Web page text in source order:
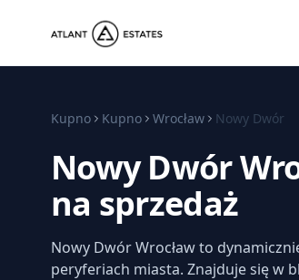
Kupno Kupno Wrocław Nowy Dwór
Nowy Dwór
na sprzedaż
Nowy Dwór Wrocław to
peryferiach miasta. Znajduje się w